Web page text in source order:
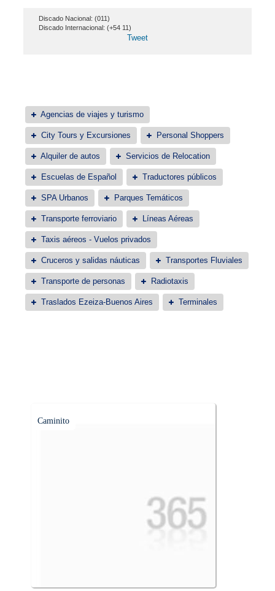
Discado Nacional: (011)
Discado Internacional: (+54 11)
Tweet
Agencias de viajes y turismo
City Tours y Excursiones Personal Shoppers
Alquiler de autos Servicios de Relocation
Escuelas de Español Traductores públicos
SPA Urbanos Parques Temáticos
Transporte ferroviario Líneas Aéreas
Taxis aéreos - Vuelos privados
Cruceros y salidas náuticas Transportes Fluviales
Transporte de personas Radiotaxis
Traslados Ezeiza-Buenos Aires Terminales
Caminito